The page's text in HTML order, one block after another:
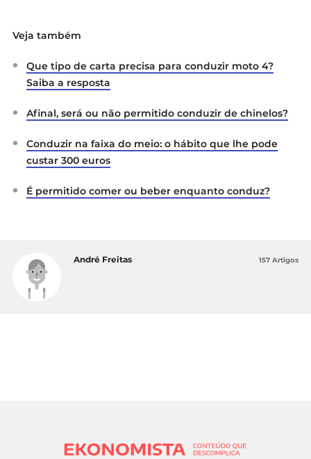
Veja também
Que tipo de carta precisa para conduzir moto 4?
Saiba a resposta
Afinal, será ou não permitido conduzir de chinelos?
Conduzir na faixa do meio: o hábito que lhe pode
custar 300 euros
É permitido comer ou beber enquanto conduz?
André Freitas 157 Artigos